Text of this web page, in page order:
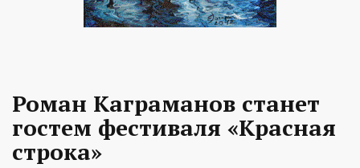
Роман Каграманов станет
гостем фестиваля «Красная
строка»